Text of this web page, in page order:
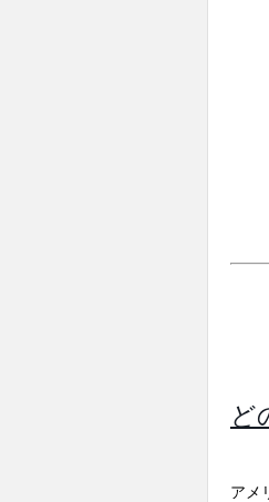
ど
アメ